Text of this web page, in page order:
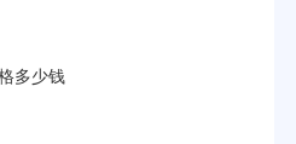
多少钱